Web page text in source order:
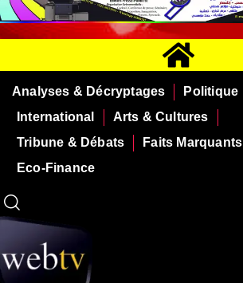
Analyses & Décryptages
Politique
International
Arts & Cultures
Tribune & Débats
Faits Marquants
Eco-Finance